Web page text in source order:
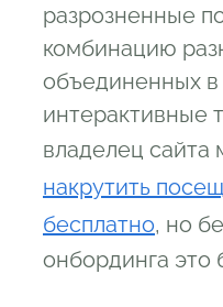
разрозненные
комбинацию
объединенных
интерактивные
владелец сайта
накрутить
бесплатно, но
онбординга это